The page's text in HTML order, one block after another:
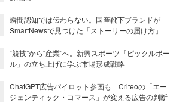
瞬間認知では伝わらない。国産靴下ブランドが
SmartNewsで見つけた「ストーリーの届け方」
“競技”から“産業”へ。新興スポーツ「ピックルボー
ル」の立ち上げに学ぶ市場形成戦略
ChatGPT広告パイロット参画も Criteoの「エー
ジェンティック・コマース」が変える広告の判断